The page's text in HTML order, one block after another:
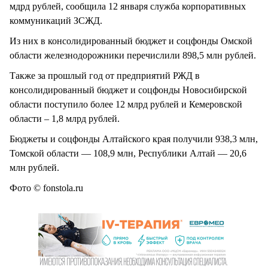
мдрд рублей, сообщила 12 января служба корпоративных
коммуникаций ЗСЖД.
Из них в консолидированный бюджет и соцфонды Омской
области железнодорожники перечислили 898,5 млн рублей.
Также за прошлый год от предприятий РЖД в
консолидированный бюджет и соцфонды Новосибирской
области поступило более 12 млрд рублей и Кемеровской
области – 1,8 млрд рублей.
Бюджеты и соцфонды Алтайского края получили 938,3 млн,
Томской области — 108,9 млн, Республики Алтай — 20,6
млн рублей.
Фото © fonstola.ru